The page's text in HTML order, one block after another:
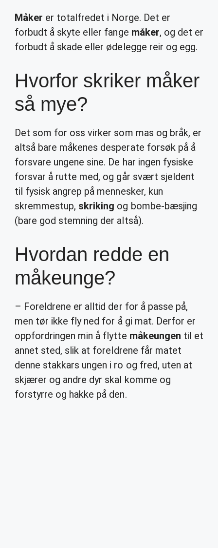
Måker er totalfredet i Norge. Det er
forbudt å skyte eller fange måker, og det er
forbudt å skade eller ødelegge reir og egg.
Hvorfor skriker måker
så mye?
Det som for oss virker som mas og bråk, er
altså bare måkenes desperate forsøk på å
forsvare ungene sine. De har ingen fysiske
forsvar å rutte med, og går svært sjeldent
til fysisk angrep på mennesker, kun
skremmestup, skriking og bombe-bæsjing
(bare god stemning der altså).
Hvordan redde en
måkeunge?
– Foreldrene er alltid der for å passe på,
men tør ikke fly ned for å gi mat. Derfor er
oppfordringen min å flytte måkeungen til et
annet sted, slik at foreldrene får matet
denne stakkars ungen i ro og fred, uten at
skjærer og andre dyr skal komme og
forstyrre og hakke på den.